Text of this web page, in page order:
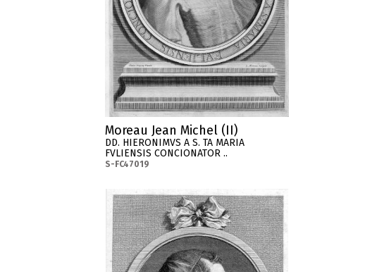
Moreau Jean Michel (II)
DD. HIERONIMVS A S. TA MARIA
FVLIENSIS CONCIONATOR ..
S-FC47019